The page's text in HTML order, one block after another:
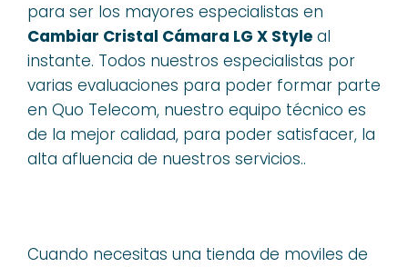
para ser los mayores especialistas en
Cambiar Cristal Cámara LG X Style al
instante. Todos nuestros especialistas por
varias evaluaciones para poder formar parte
en Quo Telecom, nuestro equipo técnico es
de la mejor calidad, para poder satisfacer, la
alta afluencia de nuestros servicios..
Cuando necesitas una tienda de moviles de